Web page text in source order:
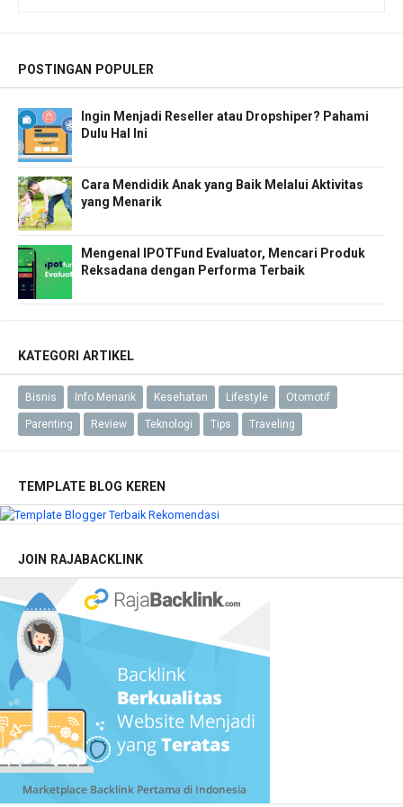
POSTINGAN POPULER
Ingin Menjadi Reseller atau Dropshiper? Pahami
Dulu Hal Ini
Cara Mendidik Anak yang Baik Melalui Aktivitas
yang Menarik
Mengenal IPOTFund Evaluator, Mencari Produk
Reksadana dengan Performa Terbaik
KATEGORI ARTIKEL
Bisnis Info Menarik Kesehatan Lifestyle Otomotif
Parenting Review Teknologi Tips Traveling
TEMPLATE BLOG KEREN
JOIN RAJABACKLINK